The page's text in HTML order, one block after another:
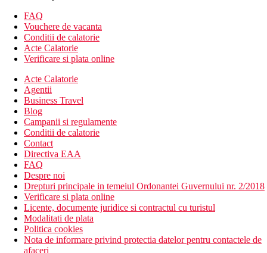
Hotelul dispune de:
hol de intrare cu receptie
6 restaurante si baruri
369 de camere si suite
centru wellness
sali de conferinte
piscina (cu temperatura controlata) si piscina pentru copii
Descrierea plajei
plaja publica cu nisip JBR se afla la aproximativ 900 m de
hotel
Asctivitati sportive gratuite
fitness
Activitati sportive contra cost
sauna
baie de aburi
spa
FAQ
Vouchere de vacanta
Conditii de calatorie
Acte Calatorie
Verificare si plata online
Acte Calatorie
Agentii
Business Travel
Blog
Campanii si regulamente
Conditii de calatorie
Contact
Directiva EAA
FAQ
Despre noi
Drepturi principale in temeiul Ordonantei Guvernului nr. 2/2018
Verificare si plata online
Licente, documente juridice si contractul cu turistul
Modalitati de plata
Politica cookies
Nota de informare privind protectia datelor pentru contactele de
afaceri